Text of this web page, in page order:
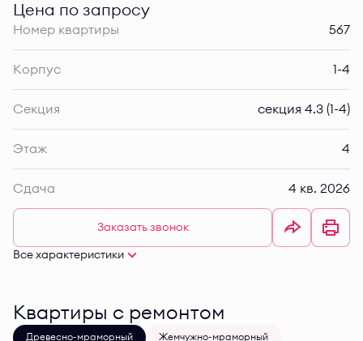
Цена по запросу
Номер квартиры 567
Корпус 1-4
Секция секция 4.3 (1-4)
Этаж 4
Сдача 4 кв. 2026
Заказать звонок
Все характеристики
Квартиры с ремонтом
Древесно-мраморный Жемчужно-мраморный